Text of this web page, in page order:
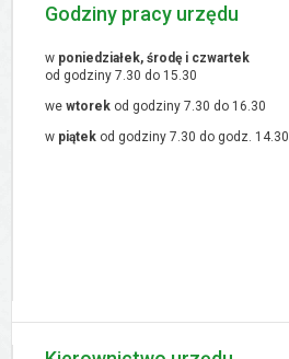
Godziny pracy urzędu
w poniedziałek, środę i czwartek
od godziny 7.30 do 15.30
we wtorek od godziny 7.30 do 16.30
w piątek od godziny 7.30 do godz. 14.30